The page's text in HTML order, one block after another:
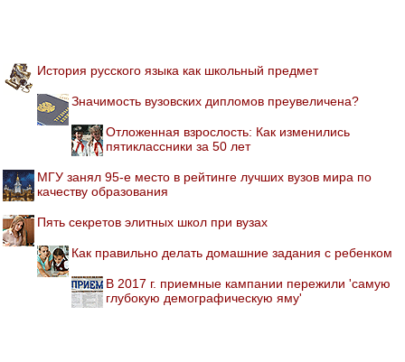
История русского языка как школьный предмет
Значимость вузовских дипломов преувеличена?
Отложенная взрослость: Как изменились
пятиклассники за 50 лет
МГУ занял 95-е место в рейтинге лучших вузов мира по
качеству образования
Пять секретов элитных школ при вузах
Как правильно делать домашние задания с ребенком
В 2017 г. приемные кампании пережили 'самую
глубокую демографическую яму'